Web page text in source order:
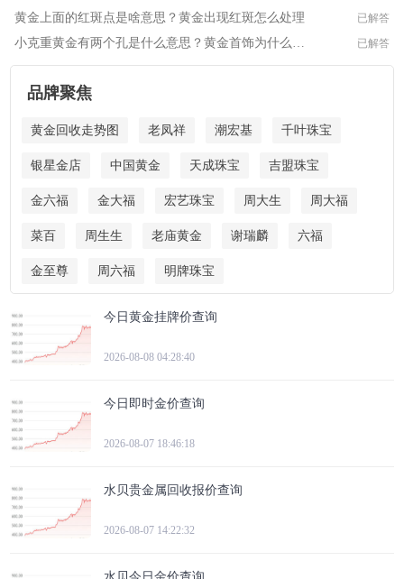
黄金上面的红斑点是啥意思？黄金出现红斑怎么处理 已解答
小克重黄金有两个孔是什么意思？黄金首饰为什么有孔 已解答
品牌聚焦
黄金回收走势图 老凤祥 潮宏基 千叶珠宝
银星金店 中国黄金 天成珠宝 吉盟珠宝
金六福 金大福 宏艺珠宝 周大生 周大福
菜百 周生生 老庙黄金 谢瑞麟 六福
金至尊 周六福 明牌珠宝
今日黄金挂牌价查询
2026-08-08 04:28:40
今日即时金价查询
2026-08-07 18:46:18
水贝贵金属回收报价查询
2026-08-07 14:22:32